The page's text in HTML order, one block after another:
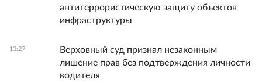
антитеррористическую защиту объектов
инфраструктуры
13:27
Верховный суд признал незаконным
лишение прав без подтверждения личности
водителя